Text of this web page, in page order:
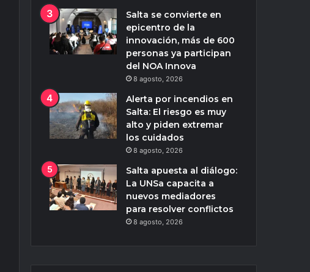
Salta se convierte en
epicentro de la
innovación, más de 600
personas ya participan
del NOA Innova
8 agosto, 2026
Alerta por incendios en
Salta: El riesgo es muy
alto y piden extremar
los cuidados
8 agosto, 2026
Salta apuesta al diálogo:
La UNSa capacita a
nuevos mediadores
para resolver conflictos
8 agosto, 2026